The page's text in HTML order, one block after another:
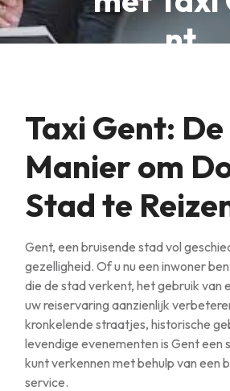
nt
Taxi Gent:
Manier om
Stad te
Gent, een bruisende stad vol
gezelligheid. Of u nu een inwoner
die de stad verkent, het gebruik van
uw reiservaring aanzienlijk
kronkelende straatjes, historische
levendige evenementen is Gent een
kunt verkennen met behulp van een
service.